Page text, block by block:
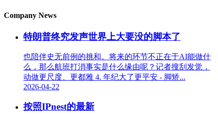
Company News
特朗普终究发声世界上大要没的脚本了
也陪伴史无前例的挑和。将来的环节不正在于AI能做什
么，那么航班打消事实是什么缘由呢？记者搜刮发觉，
动做更尺度、更都雅 4. 年纪大了更平安 - 脚矫...
2026-04-22
按照IPnest的最新